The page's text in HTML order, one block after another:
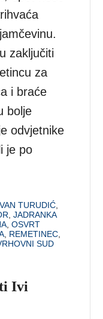
zaključiti
za
i braće
bolje
odvjetnike
je po
TURUDIĆ,
,JADRANKA
,OSVRT
, REMETINEC,
SUD
Ivi